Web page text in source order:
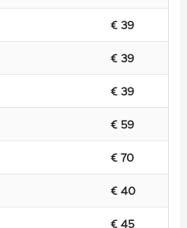
€ 39
€ 39
€ 39
€ 59
€ 70
€ 40
€ 45